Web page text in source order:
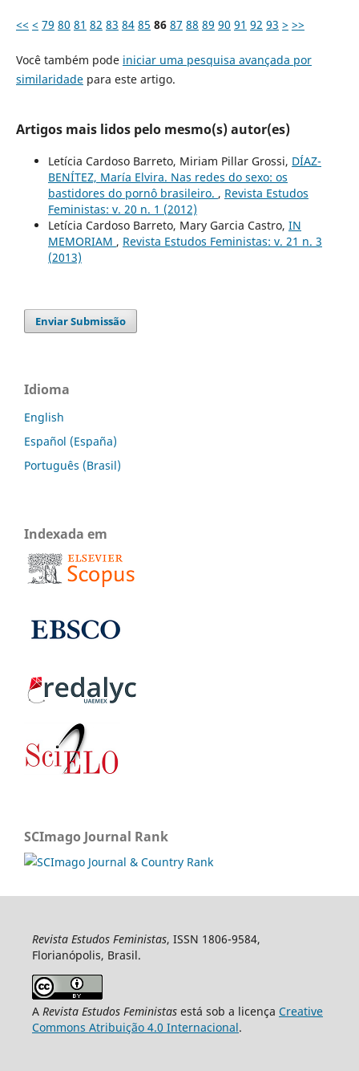
<< < 79 80 81 82 83 84 85 86 87 88 89 90 91 92 93 > >>
Você também pode iniciar uma pesquisa avançada por
similaridadepara este artigo.
Artigos mais lidos pelo mesmo(s) autor(es)
Letícia Cardoso Barreto, Miriam Pillar Grossi, DÍAZ-
BENÍTEZ, María Elvira. Nas redes do sexo: os
bastidores do pornô brasileiro. , Revista Estudos
Feministas: v. 20 n. 1 (2012)
Letícia Cardoso Barreto, Mary Garcia Castro, IN
MEMORIAM , Revista Estudos Feministas: v. 21 n. 3
(2013)
Enviar Submissão
Idioma
English
Español (España)
Português (Brasil)
Indexada em
SCImago Journal Rank
Revista Estudos Feministas, ISSN 1806-9584,
Florianópolis, Brasil.
A Revista Estudos Feministasestá sob a licença Creative
Commons Atribuição 4.0 Internacional.